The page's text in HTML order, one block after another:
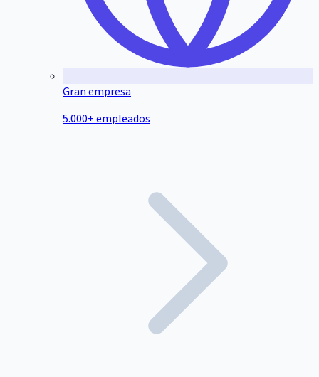
Gran empresa
5.000+ empleados